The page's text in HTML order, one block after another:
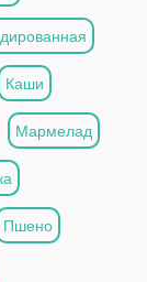
Каши
Мармелад
Пшено